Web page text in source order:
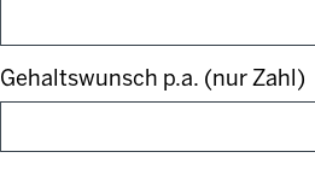
Gehaltswunsch p.a. (nur Zahl)